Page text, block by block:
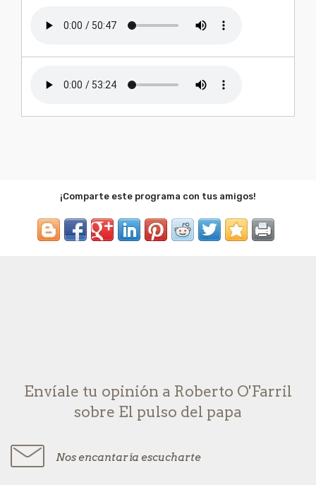
¡Comparte este programa con tus amigos!
Envíale tu opinión a Roberto O'Farril
sobre El pulso del papa
Nos encantaría escucharte